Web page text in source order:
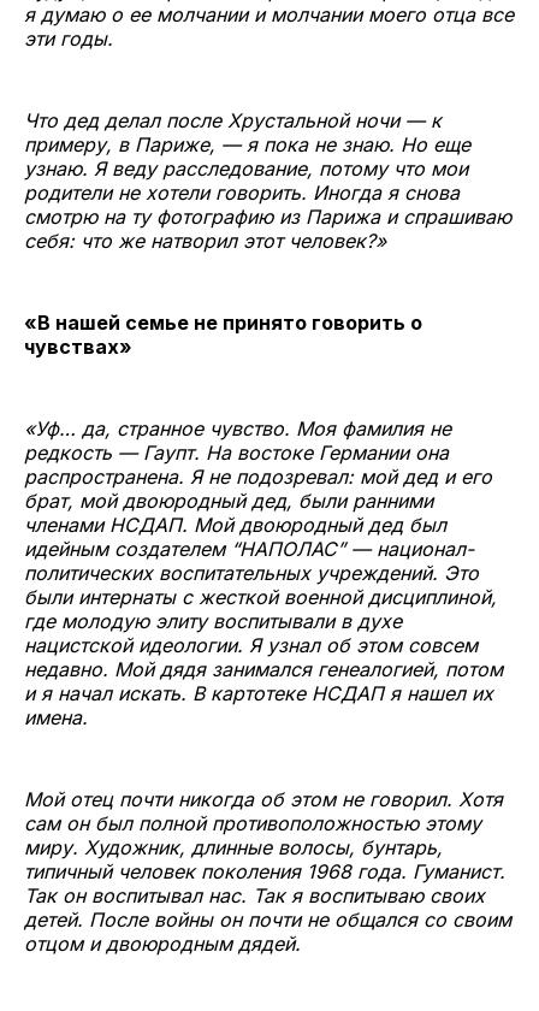
я думаю о ее молчании и молчании моего отца все
эти годы.
Что дед делал после Хрустальной ночи — к
примеру, в Париже, — я пока не знаю. Но еще
узнаю. Я веду расследование, потому что мои
родители не хотели говорить. Иногда я снова
смотрю на ту фотографию из Парижа и спрашиваю
себя: что же натворил этот человек?»
«В нашей семье не принято говорить о
чувствах»
«Уф… да, странное чувство. Моя фамилия не
редкость — Гаупт. На востоке Германии она
распространена. Я не подозревал: мой дед и его
брат, мой двоюродный дед, были ранними
членами НСДАП. Мой двоюродный дед был
идейным создателем “НАПОЛАС” — национал-
политических воспитательных учреждений. Это
были интернаты с жесткой военной дисциплиной,
где молодую элиту воспитывали в духе
нацистской идеологии. Я узнал об этом совсем
недавно. Мой дядя занимался генеалогией, потом
и я начал искать. В картотеке НСДАП я нашел их
имена.
Мой отец почти никогда об этом не говорил. Хотя
сам он был полной противоположностью этому
миру. Художник, длинные волосы, бунтарь,
типичный человек поколения 1968 года. Гуманист.
Так он воспитывал нас. Так я воспитываю своих
детей. После войны он почти не общался со своим
отцом и двоюродным дядей.